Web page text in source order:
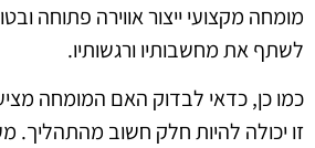
מומחה מקצועי ייצור אווירה פתוחה
לשתף את מחשבותיו ורגשותיו.
כמו כן, כדאי לבדוק האם המומחה
זו יכולה להיות חלק חשוב מהתהליך.